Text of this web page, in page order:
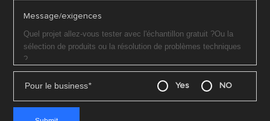
Message/exigences
Pour le business* Yes NO